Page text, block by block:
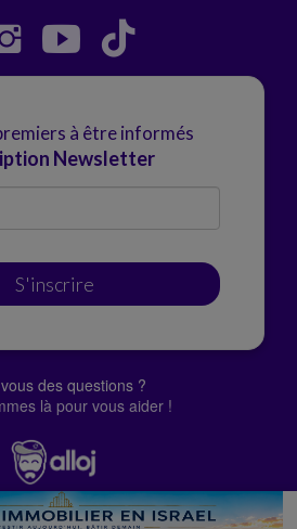
à être informés
Newsletter
S'inscrire
des questions ?
là pour vous aider !
Tous droits réservés